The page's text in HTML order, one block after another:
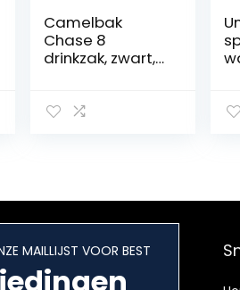
Camelbak
Chase 8
drinkzak, zwart,
MAILLIJST VOOR BEST